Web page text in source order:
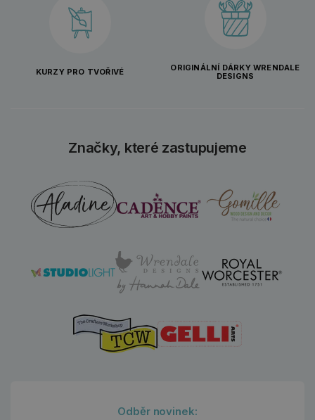
KURZY PRO TVOŘIVÉ
ORIGINÁLNÍ DÁRKY WRENDALE
DESIGNS
Značky, které zastupujeme
Odběr novinek: